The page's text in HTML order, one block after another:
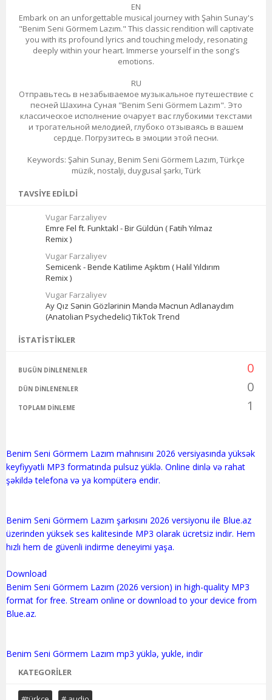
EN
Embark on an unforgettable musical journey with Şahin Sunay's
"Benim Seni Görmem Lazım." This classic rendition will captivate
you with its profound lyrics and touching melody, resonating
deeply within your heart. Immerse yourself in the song's
emotions.
RU
Отправьтесь в незабываемое музыкальное путешествие с
песней Шахина Суная "Benim Seni Görmem Lazım". Это
классическое исполнение очарует вас глубокими текстами
и трогательной мелодией, глубоко отзываясь в вашем
сердце. Погрузитесь в эмоции этой песни.
Keywords: Şahin Sunay, Benim Seni Görmem Lazım, Türkçe
müzik, nostalji, duygusal şarkı, Türk
TAVSIYE EDILDI
Vugar Farzaliyev
Emre Fel ft. Funktakl - Bir Güldün ( Fatih Yılmaz
Remix )
Vugar Farzaliyev
Semicenk - Bende Katilime Aşıktım ( Halil Yıldırım
Remix )
Vugar Farzaliyev
Ay Qız Sənin Gözlərinin Məndə Məcnun Adlanaydım
(Anatolian Psychedelic) TikTok Trend
İSTATISTIKLER
BUGÜN DINLENENLER 0
DÜN DINLENENLER 0
TOPLAM DINLEME 1
Benim Seni Görmem Lazım mahnısını 2026 versiyasında yüksək
keyfiyyətli MP3 formatında pulsuz yüklə. Online dinlə və rahat
şəkildə telefona və ya kompüterə endir.
Benim Seni Görmem Lazım şarkısını 2026 versiyonu ile Blue.az
üzerinden yüksek ses kalitesinde MP3 olarak ücretsiz indir. Hem
hızlı hem de güvenli indirme deneyimi yaşa.
Download
Benim Seni Görmem Lazım (2026 version) in high-quality MP3
format for free. Stream online or download to your device from
Blue.az.
KATEGORILER